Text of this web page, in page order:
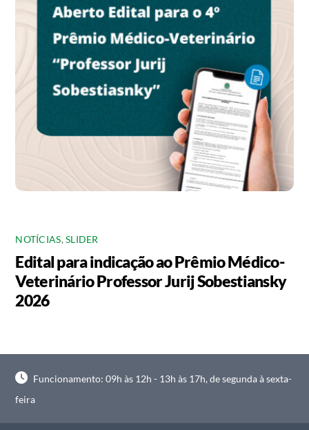
NOTÍCIAS,SLIDER
Edital para indicação ao Prêmio Médico-
Veterinário Professor Jurij Sobestiansky
2026
Funcionamento: 09h às 12h - 13h às 17h, de segunda à sexta-
feira